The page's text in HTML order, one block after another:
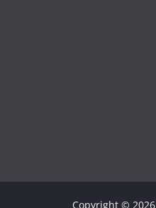
Copyright © 2026